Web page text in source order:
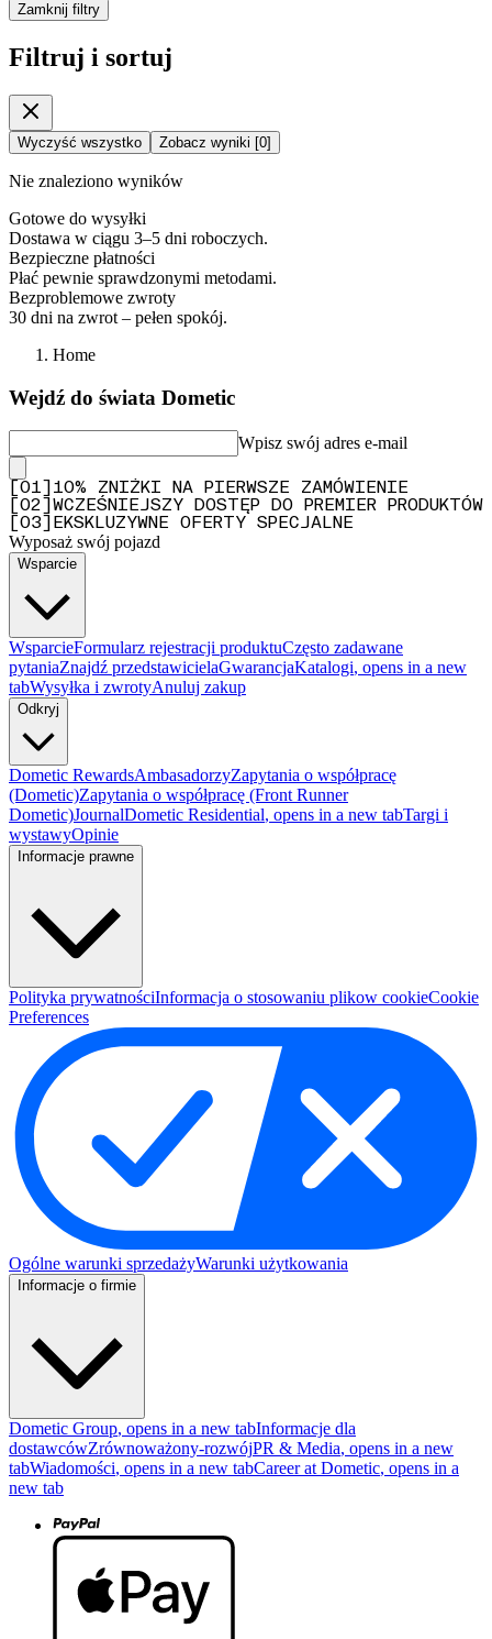
Zamknij filtry
Filtruj i sortuj
Wyczyść wszystko Zobacz wyniki [0]
Nie znaleziono wyników
Gotowe do wysyłki
Dostawa w ciągu 3–5 dni roboczych.
Bezpieczne płatności
Płać pewnie sprawdzonymi metodami.
Bezproblemowe zwroty
30 dni na zwrot – pełen spokój.
Home
Wejdź do świata Dometic
Wpisz swój adres e-mail
01
10% ZNIŻKI NA PIERWSZE ZAMÓWIENIE
02
WCZEŚNIEJSZY DOSTĘP DO PREMIER PRODUKTÓW
03 EKSKLUZYWNE OFERTY SPECJALNE
Wyposaż swój pojazd
Wsparcie
WsparcieFormularz rejestracji produktuCzęsto zadawane
pytaniaZnajdź przedstawicielaGwarancjaKatalogi, opens in a new
tabWysyłka i zwrotyAnuluj zakup
Odkryj
Dometic RewardsAmbasadorzyZapytania o współpracę
(Dometic)Zapytania o współpracę (Front Runner
Dometic)JournalDometic Residential, opens in a new tabTargi i
wystawyOpinie
Informacje prawne
Polityka prywatnościInformacja o stosowaniu plikow cookieCookie
Preferences
Ogólne warunki sprzedażyWarunki użytkowania
Informacje o firmie
Dometic Group, opens in a new tabInformacje dla
dostawcówZrównoważony-rozwójPR & Media, opens in a new
tabWiadomości, opens in a new tabCareer at Dometic, opens in a
new tab